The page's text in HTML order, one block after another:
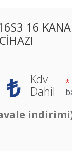
16
₺
Kdv
Dahil
*